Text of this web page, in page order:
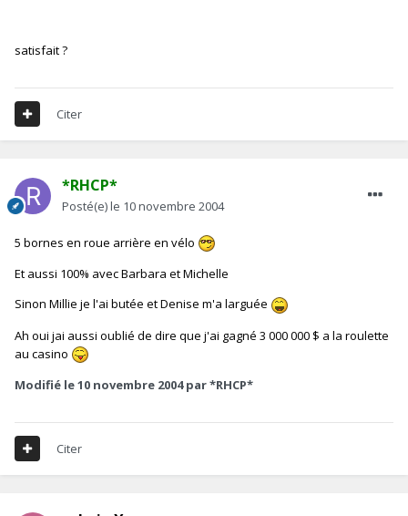
satisfait ?
Citer
*RHCP*
Posté(e)le 10 novembre 2004
5 bornes en roue arrière en vélo
Et aussi 100% avec Barbara et Michelle
Sinon Millie je l'ai butée et Denise m'a larguée
Ah oui jai aussi oublié de dire que j'ai gagné 3 000 000 $ a la roulette
au casino
Modifié le 10 novembre 2004par *RHCP*
Citer